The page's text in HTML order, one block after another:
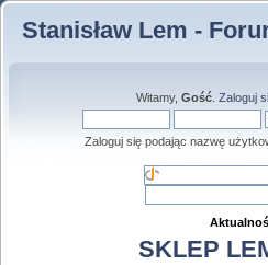
Stanisław Lem -
Witamy, Gość. Zaloguj
Zaloguj się podając nazwę
SKLEP